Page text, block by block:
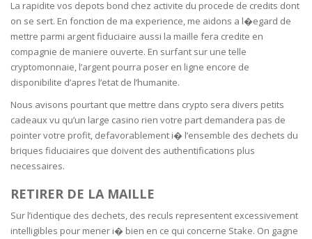
La rapidite vos depots bond chez activite du procede de credits dont
on se sert. En fonction de ma experience, me aidons a l�egard de
mettre parmi argent fiduciaire aussi la maille fera credite en
compagnie de maniere ouverte. En surfant sur une telle
cryptomonnaie, l’argent pourra poser en ligne encore de
disponibilite d’apres l’etat de l’humanite.
Nous avisons pourtant que mettre dans crypto sera divers petits
cadeaux vu qu’un large casino rien votre part demandera pas de
pointer votre profit, defavorablement i� l’ensemble des dechets du
briques fiduciaires que doivent des authentifications plus
necessaires.
RETIRER DE LA MAILLE
Sur l’identique des dechets, des reculs representent excessivement
intelligibles pour mener i� bien en ce qui concerne Stake. On gagne